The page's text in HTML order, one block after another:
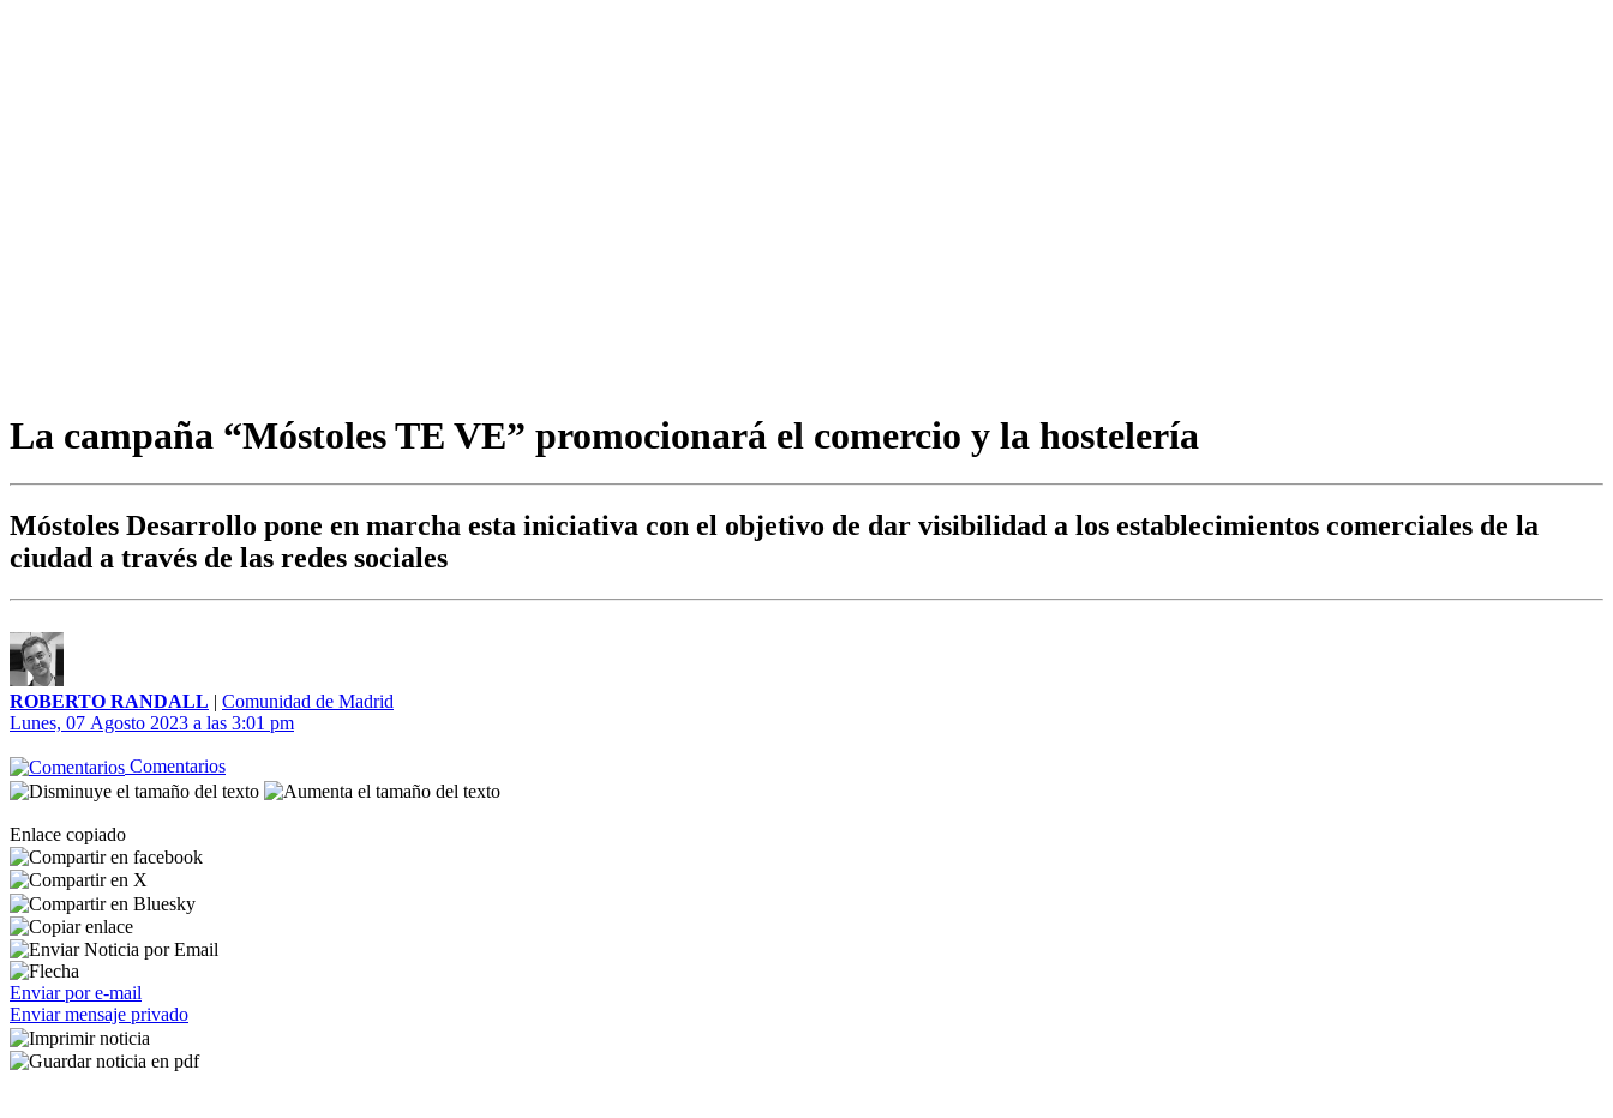
La campaña “Móstoles TE VE” promocionará el comercio y la hostelería
Móstoles Desarrollo pone en marcha esta iniciativa con el objetivo de dar visibilidad a los establecimientos comerciales de la
ciudad a través de las redes sociales
ROBERTO RANDALL | Comunidad de Madrid
Lunes, 07 Agosto 2023 a las 3:01 pm
Comentarios
Enlace copiado
Enviar por e-mail
Enviar mensaje privado